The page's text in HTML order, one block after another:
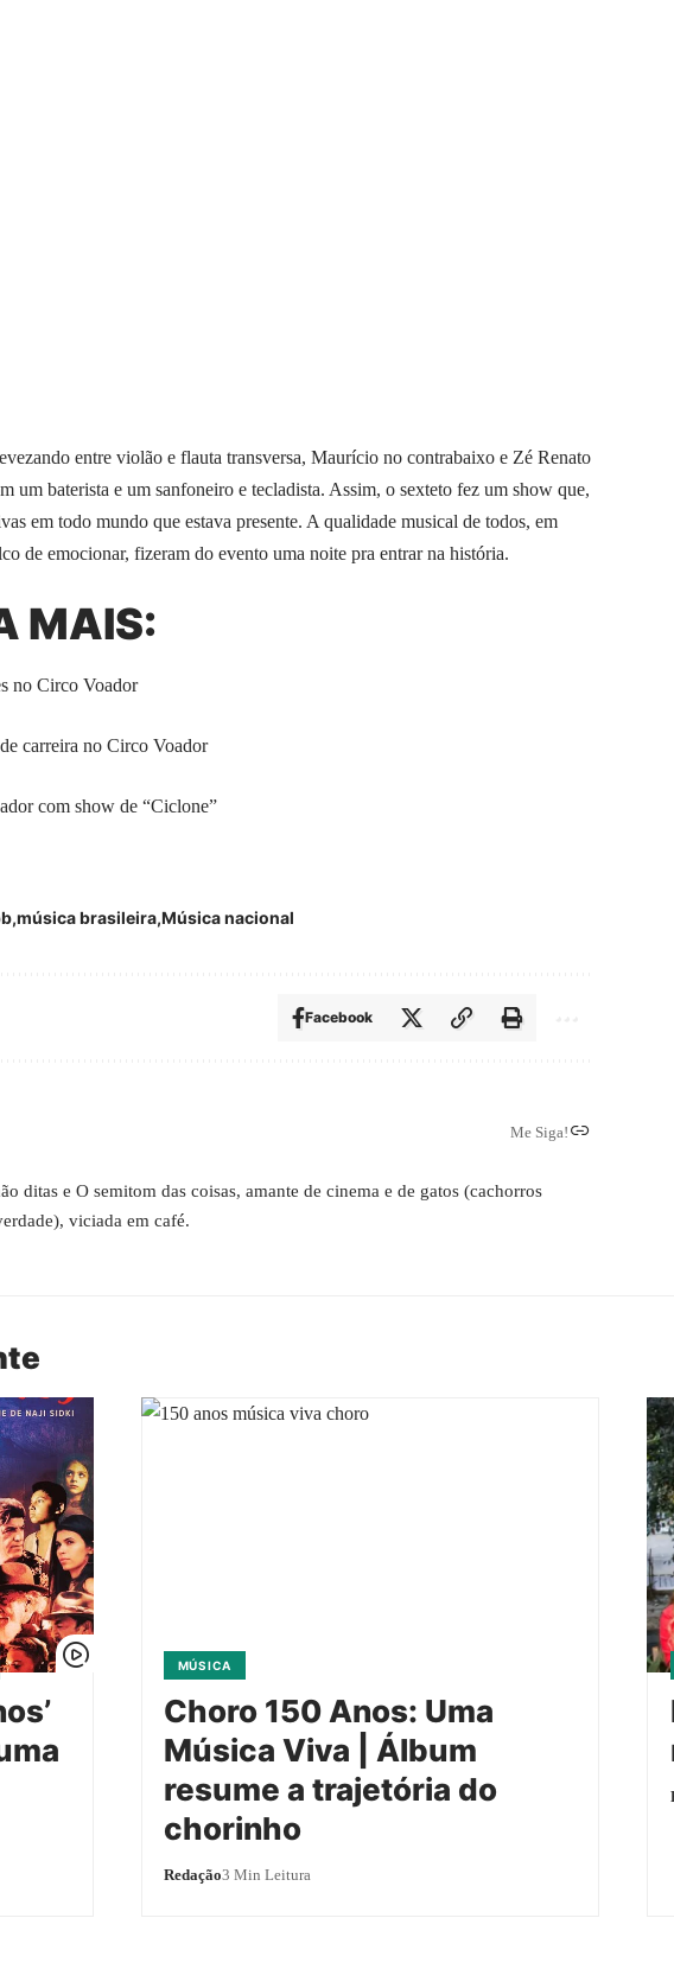
entre violão e flauta transversa, Maurício no contrabaixo e Zé Renato
um baterista e um sanfoneiro e tecladista. Assim, o sexteto fez um show que,
em todo mundo que estava presente. A qualidade musical de todos, em
de emocionar, fizeram do evento uma noite pra entrar na história.
MAIS:
no Circo Voador
carreira no Circo Voador
com show de “Ciclone”
música brasileira Música nacional
Facebook
Me Siga!
ditas e O semitom das coisas, amante de cinema e de gatos (cachorros
viciada em café.
MÚSICA
Choro 150 Anos: Uma
Música Viva | Álbum
resume a trajetória do
chorinho
Redação3 Min Leitura